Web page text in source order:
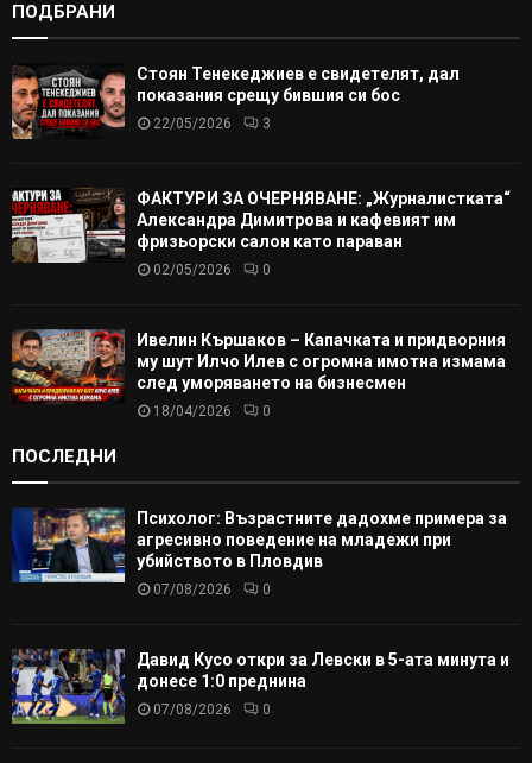
ПОДБРАНИ
Стоян Тенекеджиев е свидетелят, дал
показания срещу бившия си бос
22/05/2026 3
ФАКТУРИ ЗА ОЧЕРНЯВАНЕ: „Журналистката“
Александра Димитрова и кафевият им
фризьорски салон като параван
02/05/2026 0
Ивелин Кършаков – Капачката и придворния
му шут Илчо Илев с огромна имотна измама
след уморяването на бизнесмен
18/04/2026 0
ПОСЛЕДНИ
Психолог: Възрастните дадохме примера за
агресивно поведение на младежи при
убийството в Пловдив
07/08/2026 0
Давид Кусо откри за Левски в 5-ата минута и
донесе 1:0 преднина
07/08/2026 0